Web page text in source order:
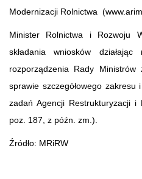
Modernizacji Rolnictwa
Minister Rolnictwa i Rozwoju
składania wniosków
rozporządzenia Rady
sprawie szczegółowego
zadań Agencji Restrukturyzacji i
poz. 187, z późn. zm.).
Źródło: MRiRW